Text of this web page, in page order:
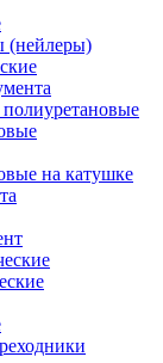
(нейлеры)
на катушке